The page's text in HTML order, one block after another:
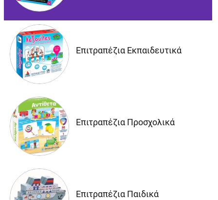
Επιτραπέζια Εκπαιδευτικά
Επιτραπέζια Προσχολικά
Επιτραπέζια Παιδικά